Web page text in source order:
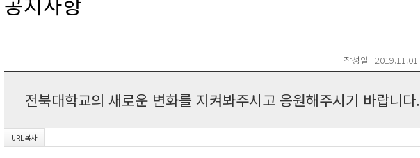
작성일 2019.11.01
전북대학교의 새로운 변화를 지켜봐주시고 응원해주시기 바랍니다.